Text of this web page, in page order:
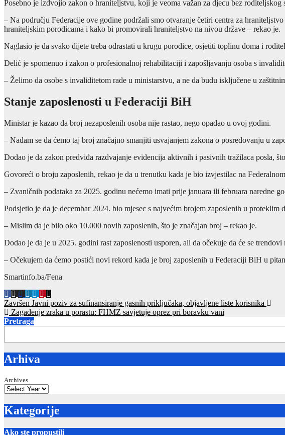
Posebno je izdvojio zakon o hraniteljstvu, koji je veoma važan za djecu bez roditeljskog
– Na području Federacije ove godine podržali smo otvaranje četiri centra za
hraniteljskim porodicama i kako bi promovirali hraniteljstvo na nivou države – rekao je.
Naglasio je da svako dijete treba odrastati u krugu porodice, osjetiti toplinu doma i
Delić je spomenuo i zakon o profesionalnoj rehabilitaciji i zapošljavanju osoba s
– Želimo da osobe s invaliditetom rade u ministarstvu, a ne da budu isključene u
Stanje zaposlenosti u Federaciji BiH
Ministar je kazao da broj nezaposlenih osoba nije rastao, nego opadao u ovoj godini.
– Nadam se da ćemo taj broj značajno smanjiti usvajanjem zakona o posredovanju u
Dodao je da zakon predviđa razdvajanje evidencija aktivnih i pasivnih tražilaca posla,
Govoreći o broju zaposlenih, rekao je da u trenutku kada je bio izvjestilac na
– Zvaničnih podataka za 2025. godinu nećemo imati prije januara ili februara naredne
Podsjetio je da je decembar 2024. bio mjesec s najvećim brojem zaposlenih u proteklim
– Mislim da je bilo oko 10.000 novih zaposlenih, što je značajan broj – rekao je.
Dodao je da je u 2025. godini rast zaposlenosti usporen, ali da očekuje da će se
– Očekujem da ćemo postići novi rekord kada je broj zaposlenih u Federaciji BiH u
Smartinfo.ba/Fena
Post
navigation
Završen Javni poziv za sufinansiranje gasnih priključaka, objavljene liste korisnika
Zagađenje zraka u porastu: FHMZ savjetuje oprez pri boravku vani
Pretraga
Arhiva
Archives
Kategorije
Ako ste propustili